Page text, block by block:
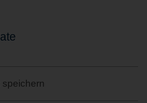
speichern